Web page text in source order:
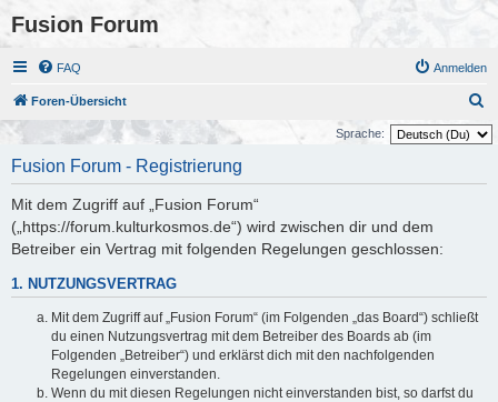
Fusion Forum
FAQ Anmelden
Foren-Übersicht
u
Sprache:
Fusion Forum - Registrierung
Mit dem Zugriff auf „Fusion Forum“
(„https://forum.kulturkosmos.de“) wird zwischen dir und dem
Betreiber ein Vertrag mit folgenden Regelungen geschlossen:
1. NUTZUNGSVERTRAG
Mit dem Zugriff auf „Fusion Forum“ (im Folgenden „das Board“) schließt
du einen Nutzungsvertrag mit dem Betreiber des Boards ab (im
Folgenden „Betreiber“) und erklärst dich mit den nachfolgenden
Regelungen einverstanden.
Wenn du mit diesen Regelungen nicht einverstanden bist, so darfst du